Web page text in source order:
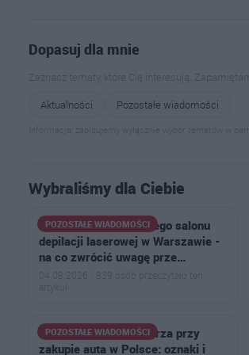
Dopasuj dla mnie
Zaznacz tematy, które Cię interesują.
Aktualności
Pozostałe wiadomości
Informacja: zapisujemy wyłącznie wybór tematów w
Wybraliśmy dla Ciebie
POZOSTAŁE WIADOMOŚCI
TOP -7 cech najlepszego salonu
depilacji laserowej w Warszawie -
na co zwrócić uwagę prze…
04.08.2026 · 839 osób przeczytało ten
artykuł
POZOSTAŁE WIADOMOŚCI
Jak rozpoznać handlarza przy
zakupie auta w Polsce: oznaki i